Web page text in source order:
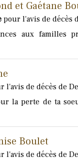
et Gaétane
pour l'avis de décès
aux familles
l'avis de décès de
la perte de ta
Boulet
l'avis de décès de